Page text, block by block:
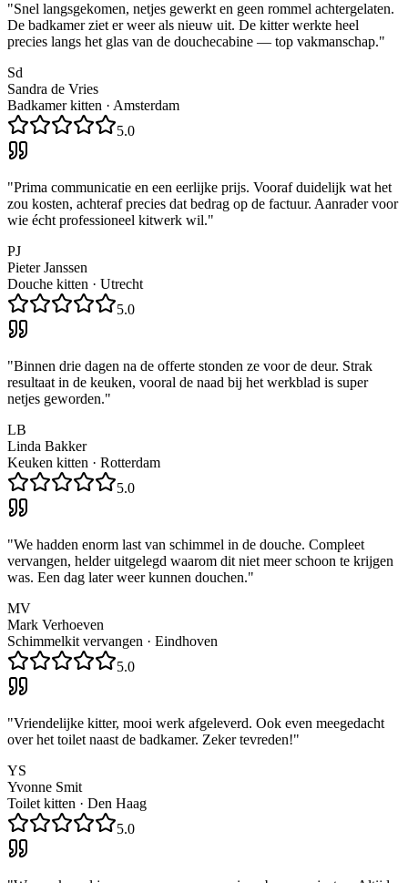
"Snel langsgekomen, netjes gewerkt en geen rommel achtergelaten.
De badkamer ziet er weer als nieuw uit. De kitter werkte heel
precies langs het glas van de douchecabine — top vakmanschap."
Sd
Sandra de Vries
Badkamer kitten · Amsterdam
5.0
"Prima communicatie en een eerlijke prijs. Vooraf duidelijk wat het
zou kosten, achteraf precies dat bedrag op de factuur. Aanrader voor
wie écht professioneel kitwerk wil."
PJ
Pieter Janssen
Douche kitten · Utrecht
5.0
"Binnen drie dagen na de offerte stonden ze voor de deur. Strak
resultaat in de keuken, vooral de naad bij het werkblad is super
netjes geworden."
LB
Linda Bakker
Keuken kitten · Rotterdam
5.0
"We hadden enorm last van schimmel in de douche. Compleet
vervangen, helder uitgelegd waarom dit niet meer schoon te krijgen
was. Een dag later weer kunnen douchen."
MV
Mark Verhoeven
Schimmelkit vervangen · Eindhoven
5.0
"Vriendelijke kitter, mooi werk afgeleverd. Ook even meegedacht
over het toilet naast de badkamer. Zeker tevreden!"
YS
Yvonne Smit
Toilet kitten · Den Haag
5.0